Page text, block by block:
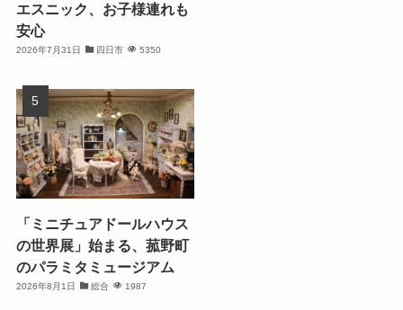
エスニック、お子様連れも
安心
2026年7月31日 四日市 5350
「ミニチュアドールハウス
の世界展」始まる、菰野町
のパラミタミュージアム
2026年8月1日 総合 1987